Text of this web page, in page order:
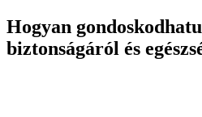
Hogyan
biztonságáról és